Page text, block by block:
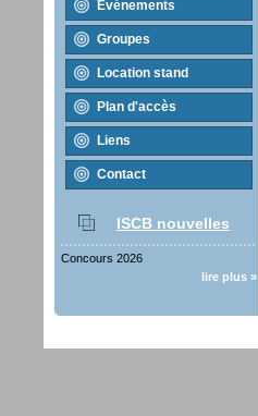
Evénements
Groupes
Location stand
Plan d'accès
Liens
Contact
ISCB nouvelles
Concours 2026
lire plus »